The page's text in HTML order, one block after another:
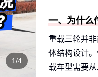
1/4
一、为什么
重载三轮并
体结构设计
载车型需要从